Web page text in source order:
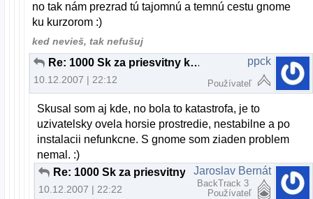
no tak nám prezrad tú tajomnú a temnú cestu gnome
ku kurzorom :)
ked nevieš, tak nefušuj
Re: 1000 Sk za priesvitny kurzor
10.12.2007 | 22:12
ppck
Používateľ
Skusal som aj kde, no bola to katastrofa, je to
uzivatelsky ovela horsie prostredie, nestabilne a po
instalacii nefunkcne. S gnome som ziaden problem
nemal. :)
Re: 1000 Sk za priesvitny kurzor
10.12.2007 | 22:22
Jaroslav Bernát
BackTrack 3
Používateľ